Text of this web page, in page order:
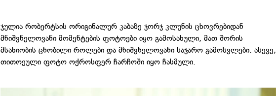
ჯულია რობერტსის ორიგინალურ კაბაზე ჯორჯ კლუნის ცხოვრებიდან
მნიშვნელოვანი მომენტების ფოტოები იყო გამოსახული, მათ შორის
მსახიობის ცნობილი როლები და მნიშვნელოვანი საჯარო გამოსვლები. ასევე,
თითოეული ფოტო ოქროსფერ ჩარჩოში იყო ჩასმული.